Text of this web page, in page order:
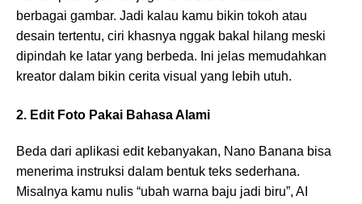
berbagai gambar. Jadi kalau kamu bikin tokoh atau
desain tertentu, ciri khasnya nggak bakal hilang meski
dipindah ke latar yang berbeda. Ini jelas memudahkan
kreator dalam bikin cerita visual yang lebih utuh.
2. Edit Foto Pakai Bahasa Alami
Beda dari aplikasi edit kebanyakan, Nano Banana bisa
menerima instruksi dalam bentuk teks sederhana.
Misalnya kamu nulis “ubah warna baju jadi biru”, AI